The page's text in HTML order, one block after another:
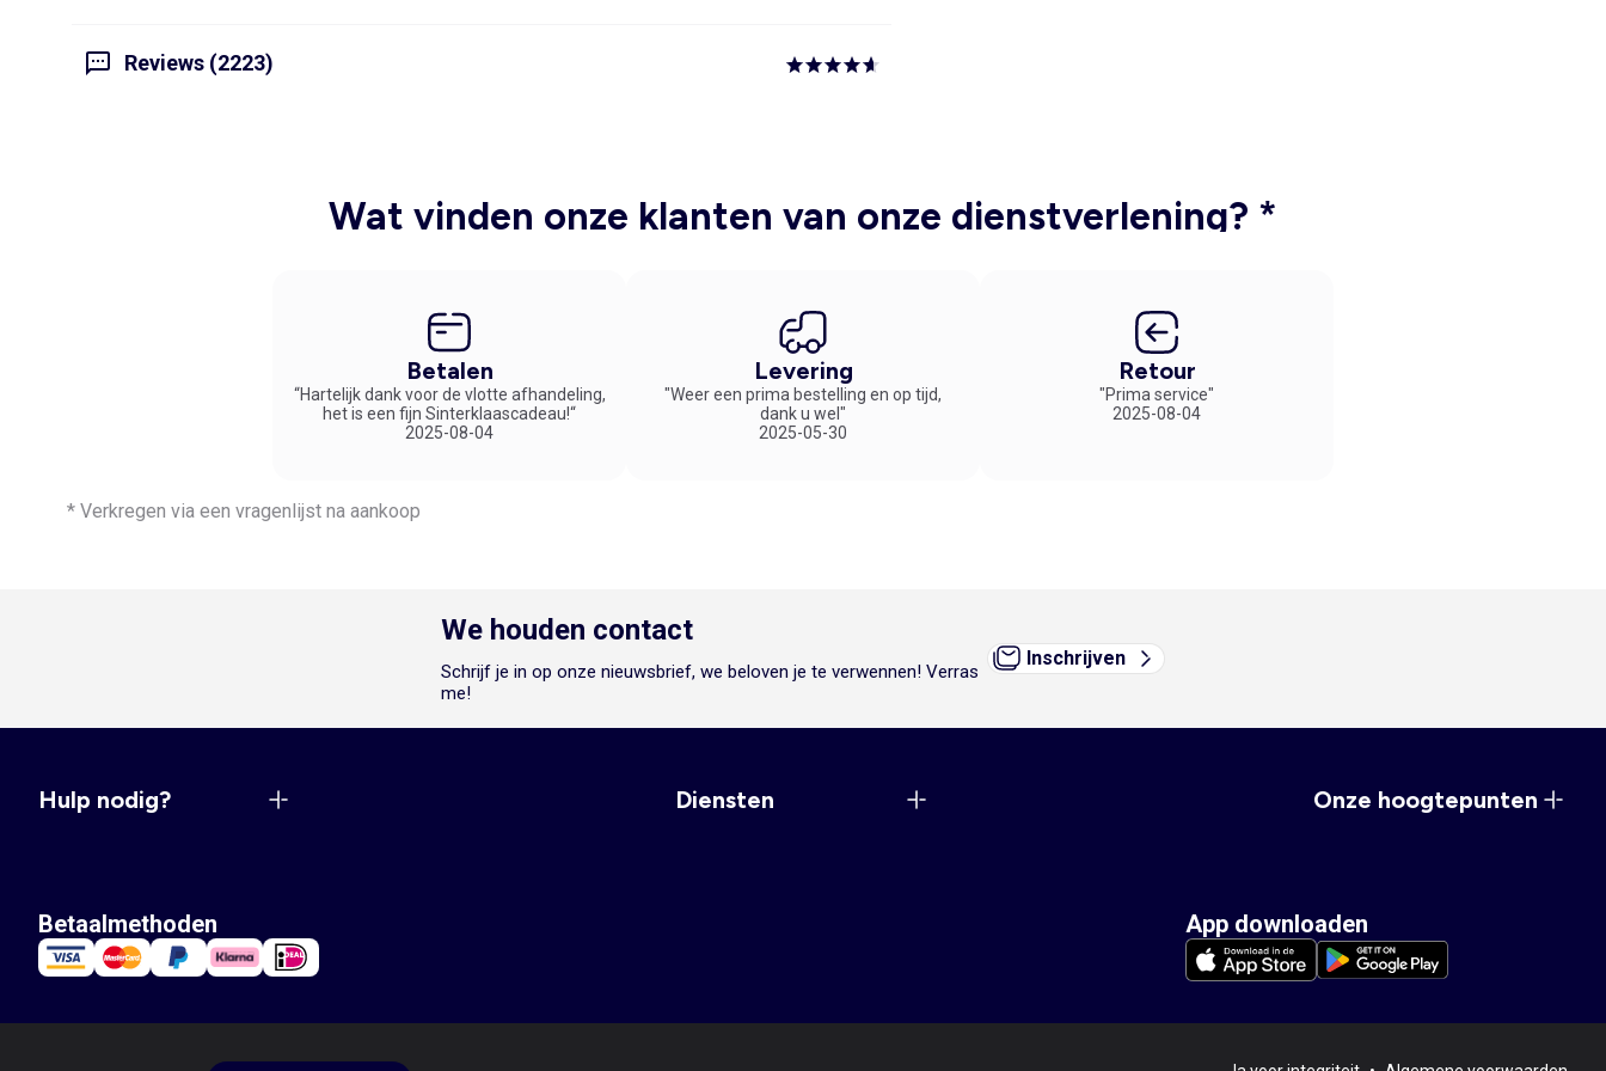
Reviews (2223)
Wat vinden onze klanten van onze dienstverlening? *
Betalen
“Hartelijk dank voor de vlotte afhandeling,
het is een fijn Sinterklaascadeau!“
2025-08-04
Levering
"Weer een prima bestelling en op tijd,
dank u wel"
2025-05-30
Retour
"Prima service"
2025-08-04
* Verkregen via een vragenlijst na aankoop
We houden contact
Schrijf je in op onze nieuwsbrief, we beloven je te verwennen! Verras
me!
Inschrijven
Hulp nodig? Diensten Onze hoogtepunten
Betaalmethoden App downloaden